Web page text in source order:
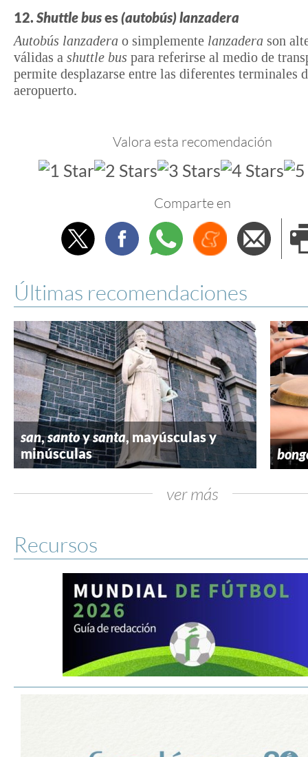
12. Shuttle buses(autobús) lanzadera
Autobús lanzadera o simplemente lanzadera son
válidas a shuttle bus para referirse al medio de
permite desplazarse entre las diferentes terminales
aeropuerto.
Valora esta recomendación
Comparte en
TwitterFacebookWhatsappMenéame
Últimas recomendaciones
san,santoysanta, mayúsculas y
minúsculas
ver más
Recursos